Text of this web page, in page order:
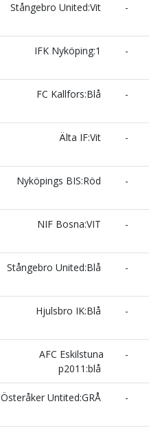
Stångebro United:Vit -
IFK Nyköping:1 -
FC Kallfors:Blå -
Älta IF:Vit -
Nyköpings BIS:Röd -
NIF Bosna:VIT -
Stångebro United:Blå -
Hjulsbro IK:Blå -
AFC Eskilstuna
p2011:blå
-
Österåker Untited:GRÅ -